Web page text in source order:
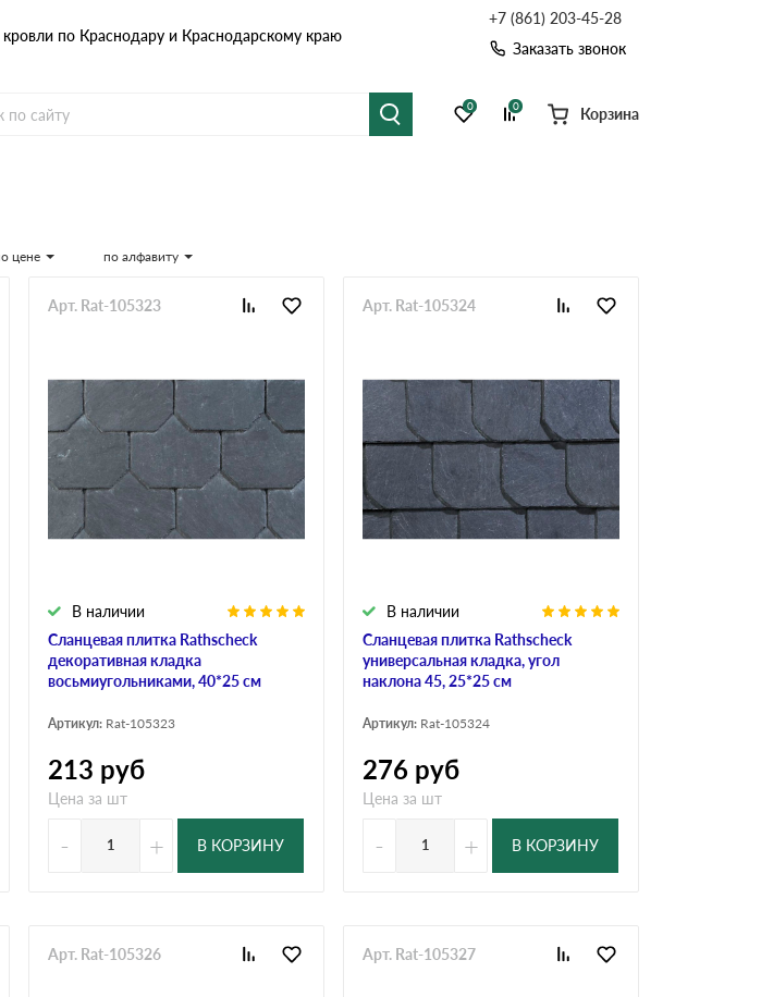
кровли по Краснодару и Краснодарскому краю
+7 (861) 203-45-28
Заказать звонок
и штакетник Водосточные системы Софиты
Ондулин Смарт Ондутисс
0 0 Корзина
цене по алфавиту
Сланцевая плитка Rathscheck
декоративная кладка
восьмиугольниками, 40*25 см
В наличии
Арт. Rat-105323
Артикул: Rat-105323
213 руб
Цена за шт
- + В КОРЗИНУ
Сланцевая плитка Rathscheck
универсальная кладка, угол
наклона 45, 25*25 см
В наличии
Арт. Rat-105324
Артикул: Rat-105324
276 руб
Цена за шт
- + В КОРЗИНУ
Арт. Rat-105326 Арт. Rat-105327